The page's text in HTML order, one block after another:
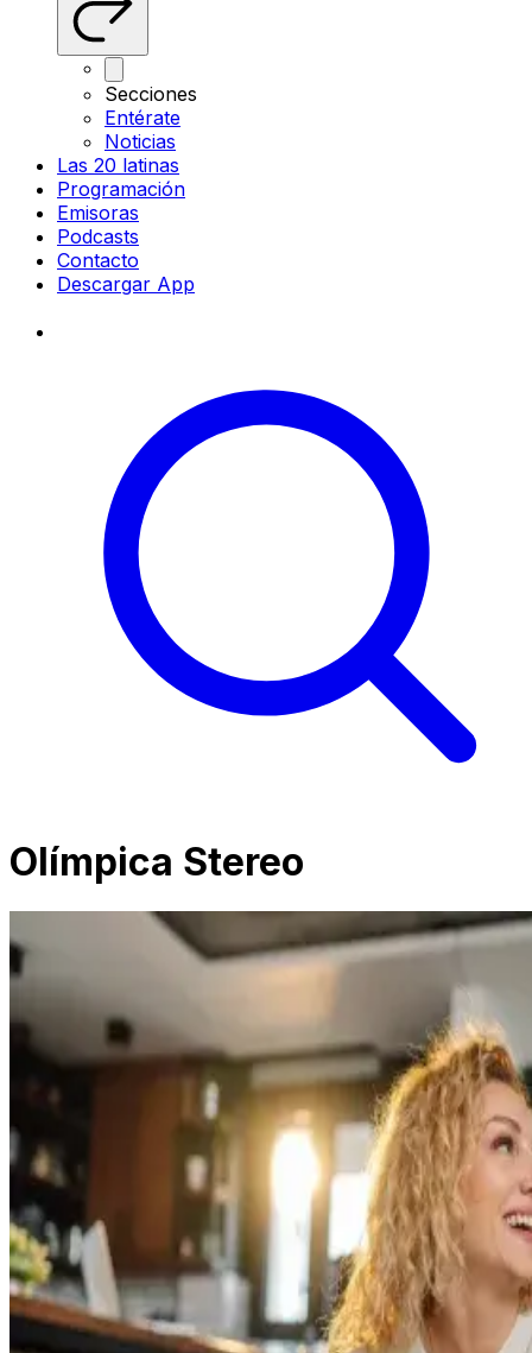
Secciones
Entérate
Noticias
Las 20 latinas
Programación
Emisoras
Podcasts
Contacto
Descargar App
Olímpica Stereo